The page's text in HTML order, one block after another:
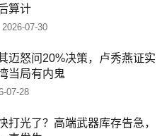
算计
2026-07-30
迈怒问20%决策，卢秀燕证实
当局有内鬼
07-28
打光了？高端武器库存告急，